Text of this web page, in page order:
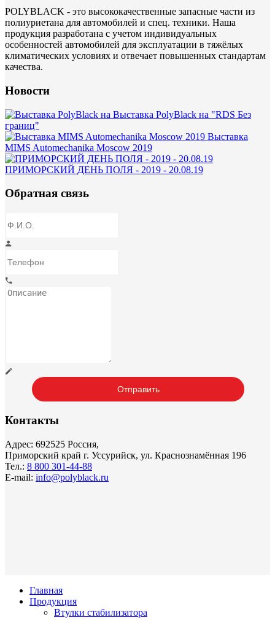
POLYBLACK - это высококачественные запасные части из
полиуриетана для автомобилей и спец. техники. Наша
продукция разработана с учетом индивидуальных
особенностей автомобилей для эксплуатации в тяжёлых
климатических условиях и отвечает повышенных стандартам
качества.
Новости
Выставка PolyBlack на "RDS Без
границ"
Выставка
MIMS Automechanika Moscow 2019
ПРИМОРСКИЙ ДЕНЬ ПОЛЯ - 2019 - 20.08.19
Обратная связь
Контакты
Адрес: 692525 Россия,
Приморский край г. Уссурийск, ул. Краснознамённая 196
Тел.: 8 800 301-44-88
E-mail: info@polyblack.ru
Главная
Продукция
Втулки стабилизатора